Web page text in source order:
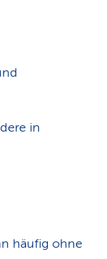
in
häufig ohne